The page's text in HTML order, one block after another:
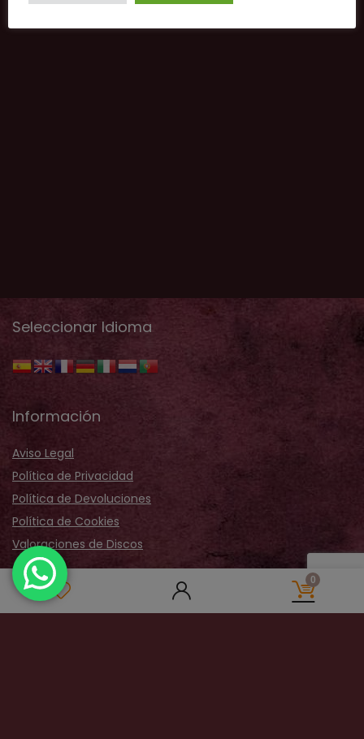
0
Seleccionar Idioma
Información
Aviso Legal
Política de Privacidad
Política de Devoluciones
Política de Cookies
Valoraciones de Discos
Acerca de Nosotros
Sobre Nosotros